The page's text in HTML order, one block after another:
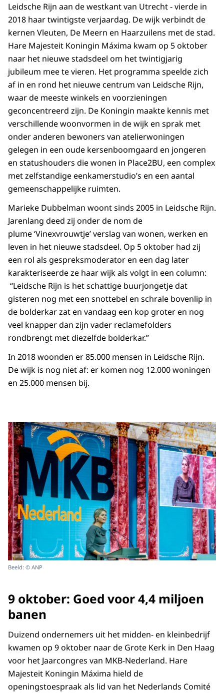
Leidsche Rijn aan de westkant van Utrecht - vierde in
2018 haar twintigste verjaardag. De wijk verbindt de
kernen Vleuten, De Meern en Haarzuilens met de stad.
Hare Majesteit Koningin Máxima kwam op 5 oktober
naar het nieuwe stadsdeel om het twintigjarig
jubileum mee te vieren. Het programma speelde zich
af in en rond het nieuwe centrum van Leidsche Rijn,
waar de meeste winkels en voorzieningen
geconcentreerd zijn. De Koningin maakte kennis met
verschillende woonvormen in de wijk en sprak met
onder anderen bewoners van atelierwoningen
gelegen in een oude kersenboomgaard en jongeren
en statushouders die wonen in Place2BU, een complex
met zelfstandige eenkamerstudio’s en een aantal
gemeenschappelijke ruimten.
Marieke Dubbelman woont sinds 2005 in Leidsche Rijn.
Jarenlang deed zij onder de nom de
plume ‘Vinexvrouwtje’ verslag van wonen, werken en
leven in het nieuwe stadsdeel. Op 5 oktober had zij
een rol als gespreksmoderator en een dag later
karakteriseerde ze haar wijk als volgt in een column:
“Leidsche Rijn is het schattige buurjongetje dat
gisteren nog met een snottebel en schrale bovenlip in
de bolderkar zat en vandaag een kop groter en nog
veel knapper dan zijn vader reclamefolders
rondbrengt met diezelfde bolderkar.”
In 2018 woonden er 85.000 mensen in Leidsche Rijn.
De wijk is nog niet af: er komen nog 12.000 woningen
en 25.000 mensen bij.
Beeld: © ANP
9 oktober: Goed voor 4,4 miljoen
banen
Duizend ondernemers uit het midden- en kleinbedrijf
kwamen op 9 oktober naar de Grote Kerk in Den Haag
voor het Jaarcongres van MKB-Nederland. Hare
Majesteit Koningin Máxima hield de
openingstoespraak als lid van het Nederlands Comité